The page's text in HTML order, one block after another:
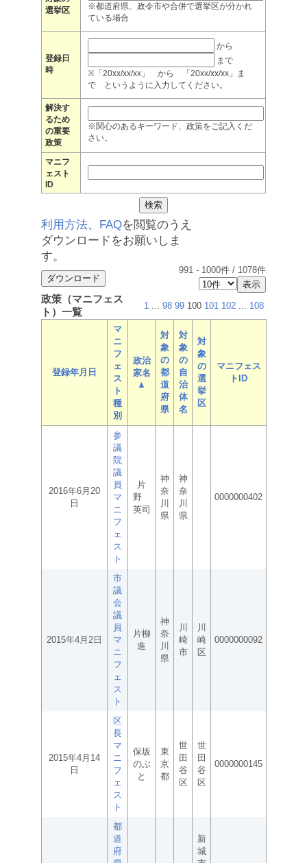
選挙区
※都道府県、政令市や合併で選挙区が分かれ
ている場合
登録日
時
から
まで
※「20xx/xx/xx」 から 「20xx/xx/xx」ま
で というように入力してください。
解決す
るため
の重要
政策
※関心のあるキーワード、政策をご記入くだ
さい。
マニフ
ェスト
ID
利用方法、 FAQを閲覧のうえ
ダウンロードをお願いしま
す。
991 - 1000件 / 1078件
政策（マニフェス
ト）一覧
1 ... 98 99 100 101 102 ... 108
登録年月日
マ
ニ
フ
ェ
ス
ト
種
別
政治
家名
▲
対
象
の
都
道
府
県
対
象
の
自
治
体
名
対
象
の
選
挙
区
マニフェス
トID
2016年6月20
日
参
議
院
議
員
マ
ニ
フ
ェ
ス
ト
片
野
英司
神
奈
川
県
神
奈
川
県
0000000402
2015年4月2日
市
議
会
議
員
マ
ニ
フ
ェ
ス
ト
片柳
進
神
奈
川
県
川
崎
市
川
崎
区
0000000092
2015年4月14
日
区
長
マ
ニ
フ
ェ
ス
ト
保坂
のぶ
と
東
京
都
世
田
谷
区
世
田
谷
区
0000000145
都
道
府
新
城